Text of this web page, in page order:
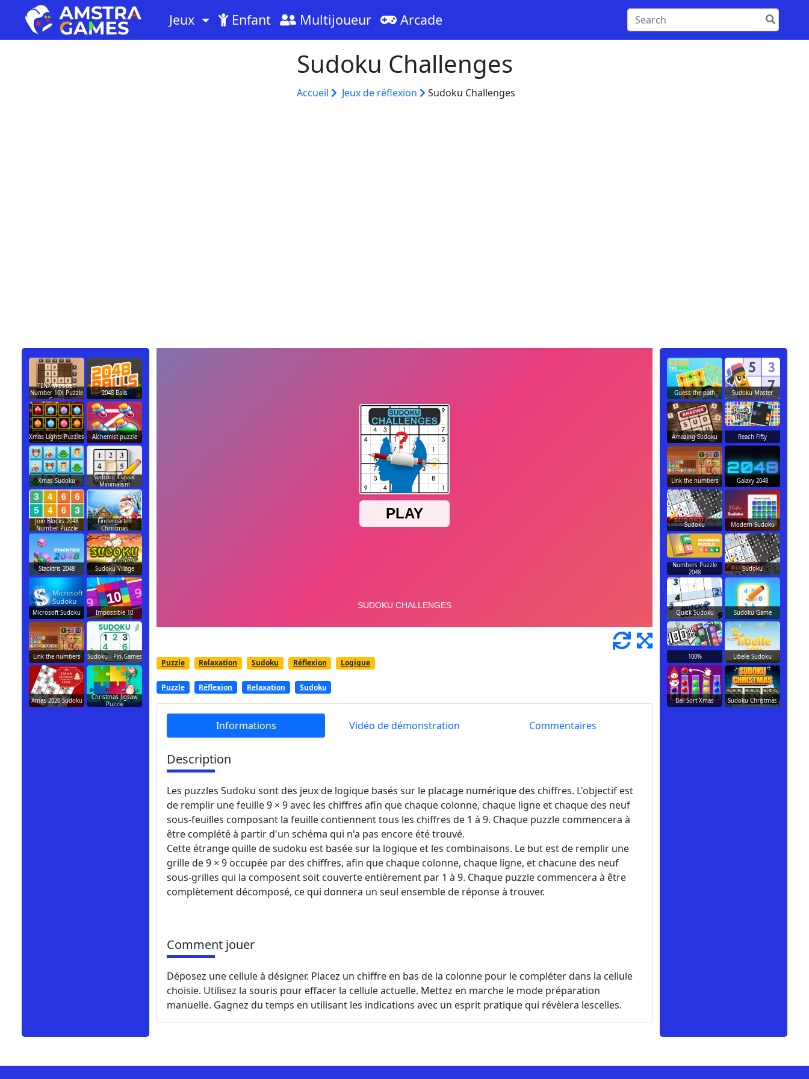
Jeux Enfant Multijoueur Arcade
Sudoku Challenges
Accueil Jeux de réflexion Sudoku Challenges
Puzzle Relaxation Sudoku Réflexion Logique
Puzzle Réflexion Relaxation Sudoku
Informations Vidéo de démonstration Commentaires
Description
Les puzzles Sudoku sont des jeux de logique basés sur le placage numérique des chiffres. L'objectif est
de remplir une feuille 9 × 9 avec les chiffres afin que chaque colonne, chaque ligne et chaque des neuf
sous-feuilles composant la feuille contiennent tous les chiffres de 1 à 9. Chaque puzzle commencera à
être complété à partir d'un schéma qui n'a pas encore été trouvé.
Cette étrange quille de sudoku est basée sur la logique et les combinaisons. Le but est de remplir une
grille de 9 × 9 occupée par des chiffres, afin que chaque colonne, chaque ligne, et chacune des neuf
sous-grilles qui la composent soit couverte entièrement par 1 à 9. Chaque puzzle commencera à être
complètement décomposé, ce qui donnera un seul ensemble de réponse à trouver.
Comment jouer
Déposez une cellule à désigner. Placez un chiffre en bas de la colonne pour le compléter dans la cellule
choisie. Utilisez la souris pour effacer la cellule actuelle. Mettez en marche le mode préparation
manuelle. Gagnez du temps en utilisant les indications avec un esprit pratique qui révèlera lescelles.
TENX Wooden
Number 10X Puzzle
Game
2048 Balls
Xmas Lights Puzzles Alchemist puzzle
Xmas Sudoku
Sudoku: Classic
Minimalism
Join Blocks 2048
Number Puzzle
Findergarten
Christmas
Stacktris 2048 Sudoku Village
Microsoft Sudoku Impossible 10
Link the numbers Sudoku - Pin.Games
Xmas 2020 Sudoku
Christmas Jigsaw
Puzzle
Guess the path Sudoku Master
Amazing Sudoku Reach Fifty
Link the numbers Galaxy 2048
Sudoku Modern Sudoku
Numbers Puzzle
2048
Sudoku
Quick Sudoku Sudoku Game
100% Libelle Sudoku
Ball Sort Xmas Sudoku Christmas